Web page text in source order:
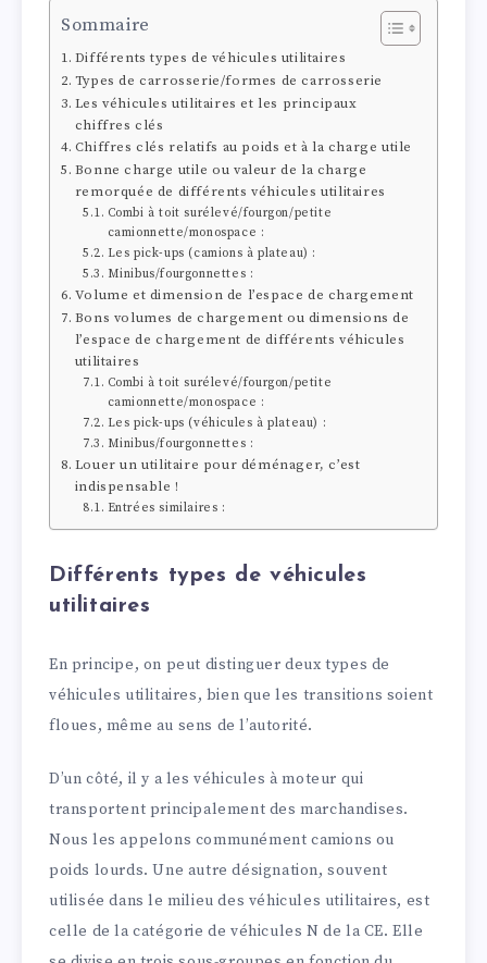
Sommaire
Différents types de véhicules utilitaires
Types de carrosserie/formes de carrosserie
Les véhicules utilitaires et les principaux
chiffres clés
Chiffres clés relatifs au poids et à la charge utile
Bonne charge utile ou valeur de la charge
remorquée de différents véhicules utilitaires
Combi à toit surélevé/fourgon/petite
camionnette/monospace :
Les pick-ups (camions à plateau) :
Minibus/fourgonnettes :
Volume et dimension de l’espace de chargement
Bons volumes de chargement ou dimensions de
l’espace de chargement de différents véhicules
utilitaires
Combi à toit surélevé/fourgon/petite
camionnette/monospace :
Les pick-ups (véhicules à plateau) :
Minibus/fourgonnettes :
Louer un utilitaire pour déménager, c’est
indispensable !
Entrées similaires :
Différents types de véhicules
utilitaires
En principe, on peut distinguer deux types de
véhicules utilitaires, bien que les transitions soient
floues, même au sens de l’autorité.
D’un côté, il y a les véhicules à moteur qui
transportent principalement des marchandises.
Nous les appelons communément camions ou
poids lourds. Une autre désignation, souvent
utilisée dans le milieu des véhicules utilitaires, est
celle de la catégorie de véhicules N de la CE. Elle